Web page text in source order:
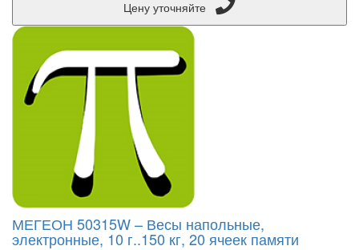
МЕГЕОН 50315W – Весы напольные,
электронные, 10 г..150 кг, 20 ячеек памяти